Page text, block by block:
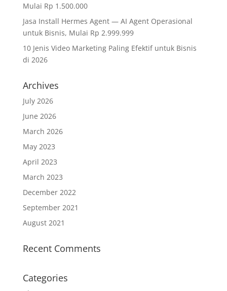
Mulai Rp 1.500.000
Jasa Install Hermes Agent — AI Agent Operasional
untuk Bisnis, Mulai Rp 2.999.999
10 Jenis Video Marketing Paling Efektif untuk Bisnis
di 2026
Archives
July 2026
June 2026
March 2026
May 2023
April 2023
March 2023
December 2022
September 2021
August 2021
Recent Comments
Categories